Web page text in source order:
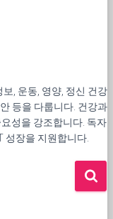
, 운동, 영양, 정신 건강
등을 다룹니다. 건강과
성을 강조합니다. 독자
성장을 지원합니다.